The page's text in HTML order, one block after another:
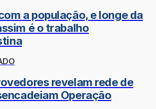
a população, e longe da
é o trabalho
revelam rede de
Operação